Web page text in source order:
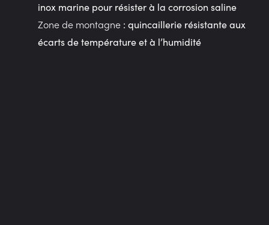
inox marine pour résister à la corrosion saline
Zone de montagne: quincaillerie résistante aux
écarts de température et à l’humidité